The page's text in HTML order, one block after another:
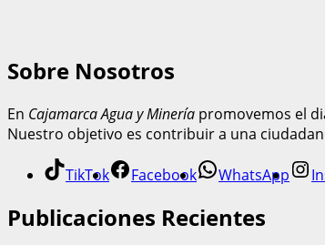
Sobre Nosotros
En Cajamarca Agua y Minería promovemos el
Nuestro objetivo es contribuir a una
TikTok Facebook WhatsApp
Publicaciones Recientes